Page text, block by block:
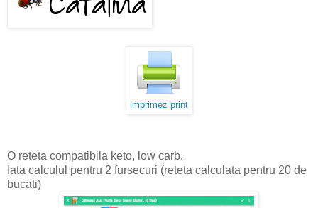
imprimez print
O reteta compatibila keto, low carb.
Iata calculul pentru 2 fursecuri (reteta calculata pentru 20 de
bucati)